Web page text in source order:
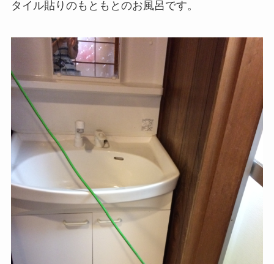
タイル貼りのもともとのお風呂です。